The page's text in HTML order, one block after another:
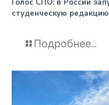
️Голос СПО: в России
студенческую
Подробнее...